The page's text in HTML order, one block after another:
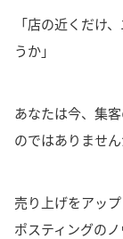
「店の近くだけ
うか」
あなたは今、集
のではありません
売り上げをアッ
ポスティングの